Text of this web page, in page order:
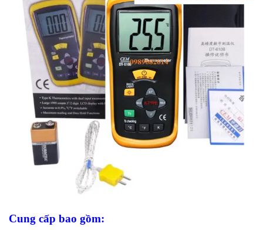
Cung cấp bao gồm: